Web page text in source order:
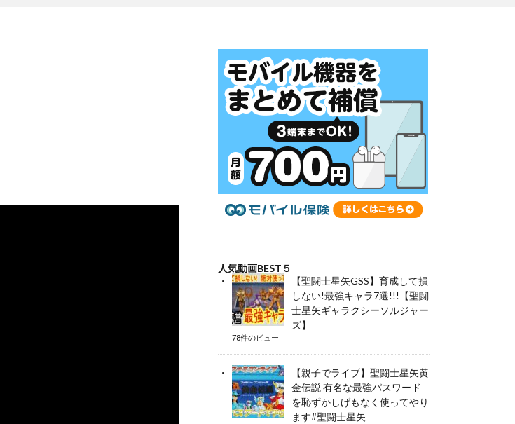
人気動画BEST５
【聖闘士星矢GSS】育成して損
しない!最強キャラ7選!!!【聖闘
士星矢ギャラクシーソルジャー
ズ】
78件のビュー
【親子でライブ】聖闘士星矢黄
金伝説 有名な最強パスワード
を恥ずかしげもなく使ってやり
ます#聖闘士星矢